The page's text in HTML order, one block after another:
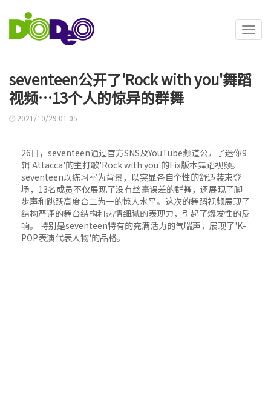
seventeen公开了'Rock with you'舞蹈
视频…13个人的惊异的群舞
2021/10/29 01:05
26日，seventeen通过官方SNS及YouTube频道公开了迷你9
辑'Attacca'的主打歌'Rock with you'的Fix版本舞蹈视频。
seventeen以练习室为背景，以突显各自个性的舒适装束登
场，13名成员不仅展现了没有丝毫误差的群舞，还展现了脚
步声和跳跃高度合二为一的惊人水平。这次的舞蹈视频展现了
结构严谨的舞台结构和热情细腻的表现力，引起了爆发性的反
响。 特别是seventeen特有的充满活力的气喘声，展现了'K-
POP表演代表人物'的品格。